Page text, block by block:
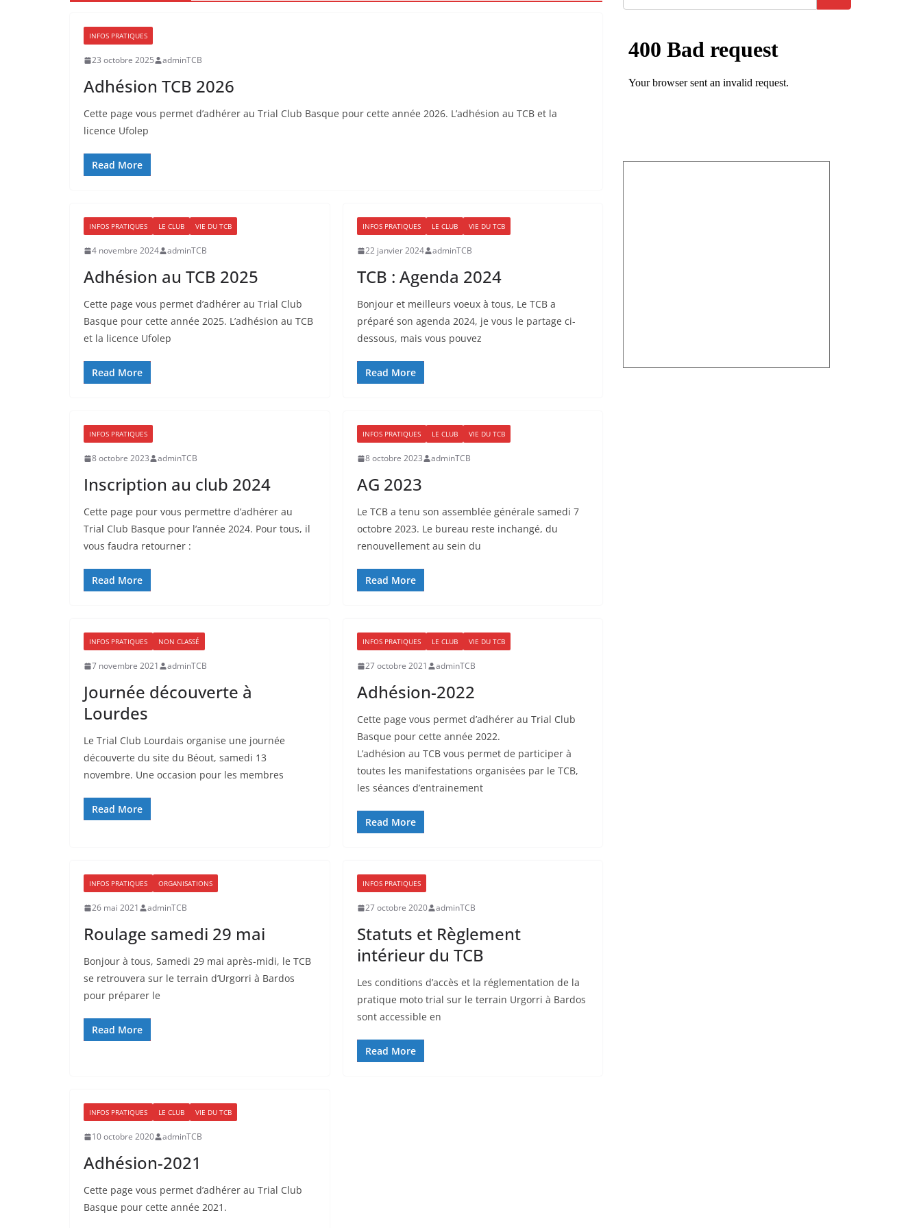
INFOS PRATIQUES
23 octobre 2025 adminTCB
Adhésion TCB 2026
Cette page vous permet d’adhérer au Trial Club Basque pour cette année 2026. L’adhésion au TCB et la
licence Ufolep
Read More
INFOS PRATIQUES LE CLUB VIE DU TCB
4 novembre 2024 adminTCB
Adhésion au TCB 2025
Cette page vous permet d’adhérer au Trial Club
Basque pour cette année 2025. L’adhésion au TCB
et la licence Ufolep
Read More
INFOS PRATIQUES LE CLUB VIE DU TCB
22 janvier 2024 adminTCB
TCB : Agenda 2024
Bonjour et meilleurs voeux à tous, Le TCB a
préparé son agenda 2024, je vous le partage ci-
dessous, mais vous pouvez
Read More
INFOS PRATIQUES
8 octobre 2023 adminTCB
Inscription au club 2024
Cette page pour vous permettre d’adhérer au
Trial Club Basque pour l’année 2024. Pour tous, il
vous faudra retourner :
Read More
INFOS PRATIQUES LE CLUB VIE DU TCB
8 octobre 2023 adminTCB
AG 2023
Le TCB a tenu son assemblée générale samedi 7
octobre 2023. Le bureau reste inchangé, du
renouvellement au sein du
Read More
INFOS PRATIQUES NON CLASSÉ
7 novembre 2021 adminTCB
Journée découverte à
Lourdes
Le Trial Club Lourdais organise une journée
découverte du site du Béout, samedi 13
novembre. Une occasion pour les membres
Read More
INFOS PRATIQUES LE CLUB VIE DU TCB
27 octobre 2021 adminTCB
Adhésion-2022
Cette page vous permet d’adhérer au Trial Club
Basque pour cette année 2022.
L’adhésion au TCB vous permet de participer à
toutes les manifestations organisées par le TCB,
les séances d’entrainement
Read More
INFOS PRATIQUES ORGANISATIONS
26 mai 2021 adminTCB
Roulage samedi 29 mai
Bonjour à tous, Samedi 29 mai après-midi, le TCB
se retrouvera sur le terrain d’Urgorri à Bardos
pour préparer le
Read More
INFOS PRATIQUES
27 octobre 2020 adminTCB
Statuts et Règlement
intérieur du TCB
Les conditions d’accès et la réglementation de la
pratique moto trial sur le terrain Urgorri à Bardos
sont accessible en
Read More
INFOS PRATIQUES LE CLUB VIE DU TCB
10 octobre 2020 adminTCB
Adhésion-2021
Cette page vous permet d’adhérer au Trial Club
Basque pour cette année 2021.